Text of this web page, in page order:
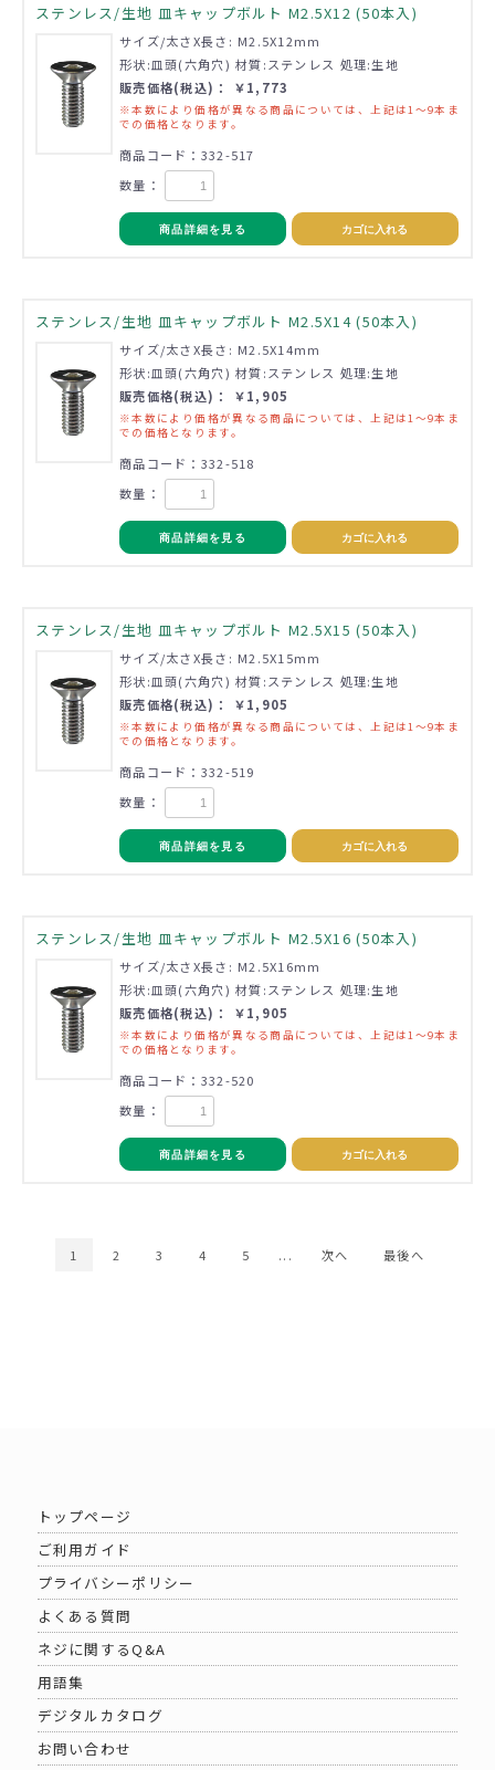
ステンレス/生地 皿キャップボルト M2.5X12 (50本入)
サイズ/太さX長さ: M2.5X12mm
形状:皿頭(六角穴) 材質:ステンレス 処理:生地
販売価格(税込)： ￥1,773
※本数により価格が異なる商品については、上記は1～9本ま
での価格となります。
商品コード：332-517
数量：
商品詳細を見る カゴに入れる
ステンレス/生地 皿キャップボルト M2.5X14 (50本入)
サイズ/太さX長さ: M2.5X14mm
形状:皿頭(六角穴) 材質:ステンレス 処理:生地
販売価格(税込)： ￥1,905
※本数により価格が異なる商品については、上記は1～9本ま
での価格となります。
商品コード：332-518
数量：
商品詳細を見る カゴに入れる
ステンレス/生地 皿キャップボルト M2.5X15 (50本入)
サイズ/太さX長さ: M2.5X15mm
形状:皿頭(六角穴) 材質:ステンレス 処理:生地
販売価格(税込)： ￥1,905
※本数により価格が異なる商品については、上記は1～9本ま
での価格となります。
商品コード：332-519
数量：
商品詳細を見る カゴに入れる
ステンレス/生地 皿キャップボルト M2.5X16 (50本入)
サイズ/太さX長さ: M2.5X16mm
形状:皿頭(六角穴) 材質:ステンレス 処理:生地
販売価格(税込)： ￥1,905
※本数により価格が異なる商品については、上記は1～9本ま
での価格となります。
商品コード：332-520
数量：
商品詳細を見る カゴに入れる
1 2 3 4 5 ... 次へ 最後へ
トップページ
ご利用ガイド
プライバシーポリシー
よくある質問
ネジに関するQ&A
用語集
デジタルカタログ
お問い合わせ